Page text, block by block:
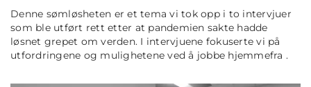
Denne sømløsheten er et tema vi tok opp i to intervjuer
som ble utført rett etter at pandemien sakte hadde
løsnet grepet om verden. I intervjuene fokuserte vi på
utfordringene og mulighetene ved å jobbe hjemmefra .